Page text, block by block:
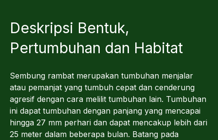
Deskripsi Bentuk,
Pertumbuhan dan Habitat
Sembung rambat merupakan tumbuhan menjalar
atau pemanjat yang tumbuh cepat dan cenderung
agresif dengan cara melilit tumbuhan lain. Tumbuhan
ini dapat tumbuhan dengan panjang yang mencapai
hingga 27 mm perhari dan dapat mencakup lebih dari
25 meter dalam beberapa bulan. Batang pada